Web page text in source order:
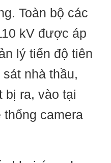
Toàn bộ các
kV được áp
lý tiến độ tiên
nhà thầu,
bị ra, vào tại
camera